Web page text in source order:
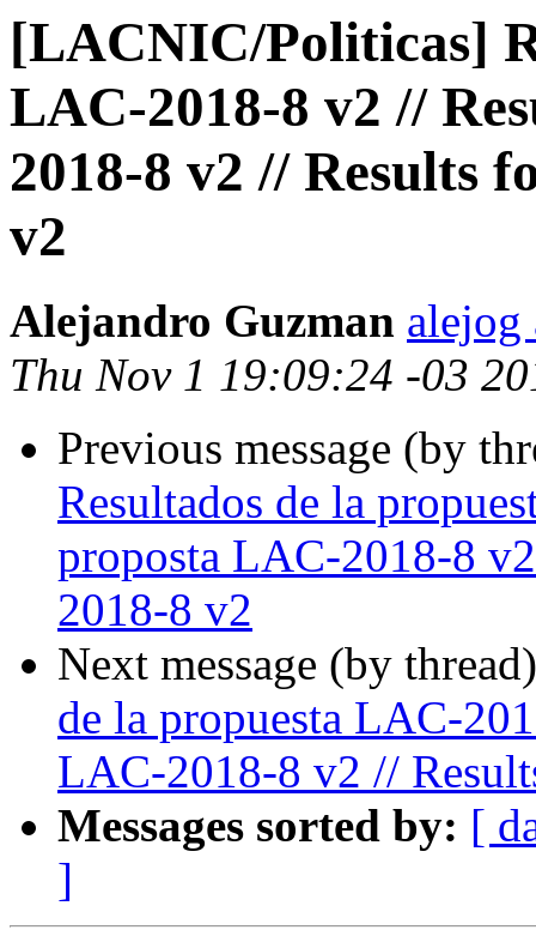
[LACNIC/Politicas]
LAC-2018-8 v2 //
2018-8 v2 // Results
v2
Alejandro Guzman alejog
Thu Nov 1 19:09:24 -03
Previous message (by
Resultados de la
proposta LAC-2018-8
2018-8 v2
Next message (by
de la propuesta LAC-
LAC-2018-8 v2 //
Messages sorted by: [
]